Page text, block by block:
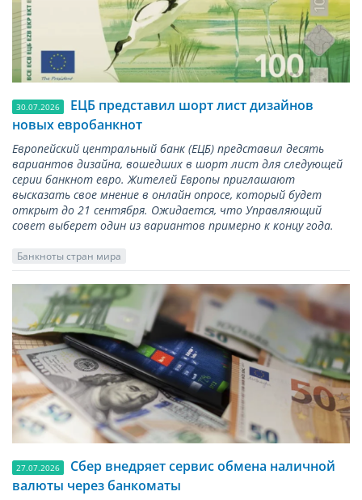
30.07.2026
ЕЦБ представил шорт лист дизайнов
новых евробанкнот
Европейский центральный банк (ЕЦБ) представил десять
вариантов дизайна, вошедших в шорт лист для следующей
серии банкнот евро. Жителей Европы приглашают
высказать свое мнение в онлайн опросе, который будет
открыт до 21 сентября. Ожидается, что Управляющий
совет выберет один из вариантов примерно к концу года.
Банкноты стран мира
27.07.2026
Сбер внедряет сервис обмена наличной
валюты через банкоматы